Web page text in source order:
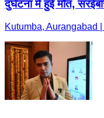
दुर्घटना में हुई मौत,
Kutumba, Aurangabad